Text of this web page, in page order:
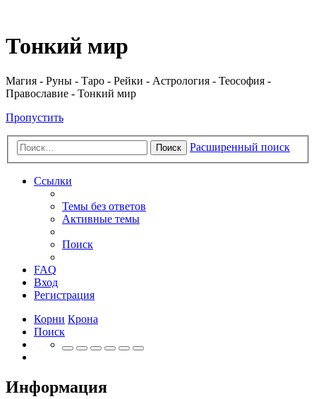
Тонкий мир
Магия - Руны - Таро - Рейки - Астрология - Теософия -
Православие - Тонкий мир
Пропустить
Поиск Расширенный поиск
Ссылки
Темы без ответов
Активные темы
Поиск
FAQ
Вход
Регистрация
Корни Крона
Поиск
Информация